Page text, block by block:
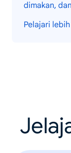
dimakan,
Pelajari